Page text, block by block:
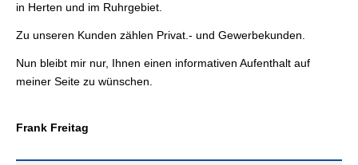
in Herten und im Ruhrgebiet.
Zu unseren Kunden zählen Privat.- und Gewerbekunden.
Nun bleibt mir nur, Ihnen einen informativen Aufenthalt auf
meiner Seite zu wün­schen.
Frank Freitag